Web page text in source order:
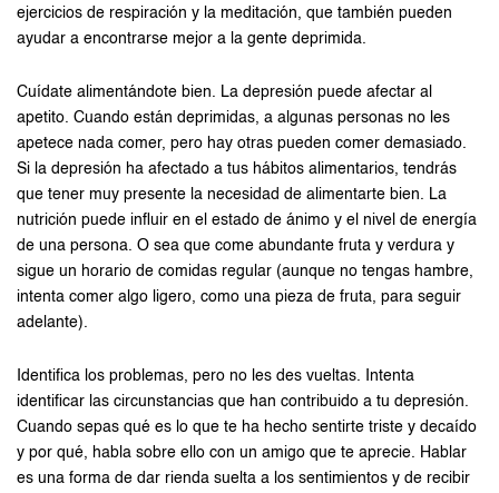
ejercicios de respiración y la meditación, que también pueden
ayudar a encontrarse mejor a la gente deprimida.
Cuídate alimentándote bien. La depresión puede afectar al
apetito. Cuando están deprimidas, a algunas personas no les
apetece nada comer, pero hay otras pueden comer demasiado.
Si la depresión ha afectado a tus hábitos alimentarios, tendrás
que tener muy presente la necesidad de alimentarte bien. La
nutrición puede influir en el estado de ánimo y el nivel de energía
de una persona. O sea que come abundante fruta y verdura y
sigue un horario de comidas regular (aunque no tengas hambre,
intenta comer algo ligero, como una pieza de fruta, para seguir
adelante).
Identifica los problemas, pero no les des vueltas. Intenta
identificar las circunstancias que han contribuido a tu depresión.
Cuando sepas qué es lo que te ha hecho sentirte triste y decaído
y por qué, habla sobre ello con un amigo que te aprecie. Hablar
es una forma de dar rienda suelta a los sentimientos y de recibir